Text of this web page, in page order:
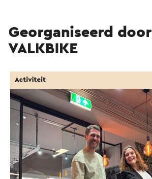
Georganiseerd door
VALKBIKE
Activiteit